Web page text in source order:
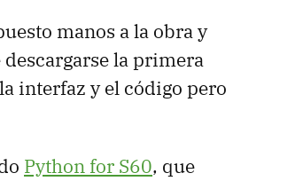
manos a la obra y
la primera
interfaz y el código pero
Python for S60, que